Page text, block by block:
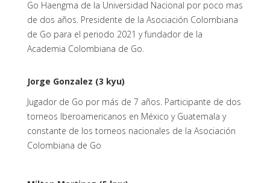
Go Haengma de la Universidad Nacional por poco mas
de dos años. Presidente de la Asociación Colombiana
de Go para el periodo 2021 y fundador de la
Academia Colombiana de Go.
Jorge Gonzalez (3 kyu)
Jugador de Go por más de 7 años. Participante de dos
torneos Iberoamericanos en México y Guatemala y
constante de los torneos nacionales de la Asociación
Colombiana de Go